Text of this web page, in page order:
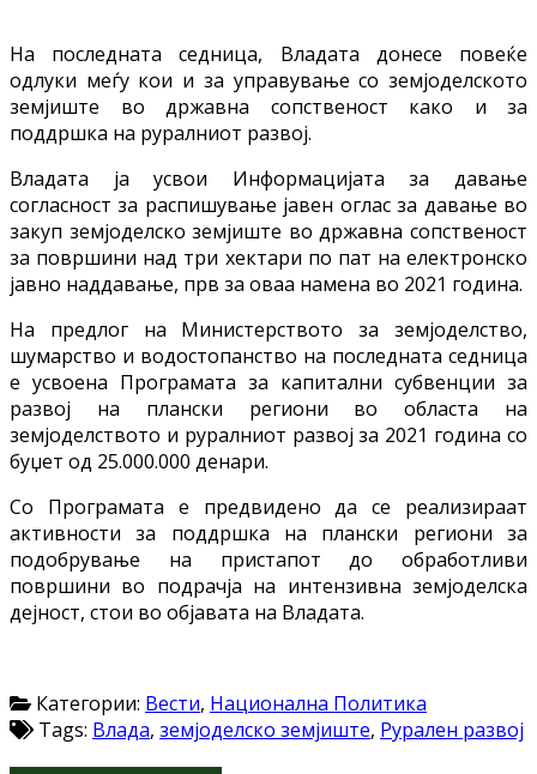
На последната седница, Владата донесе повеќе
одлуки меѓу кои и за управување со земјоделското
земјиште во државна сопственост како и за
поддршка на руралниот развој.
Владата ја усвои Информацијата за давање
согласност за распишување јавен оглас за давање во
закуп земјоделско земјиште во државна сопственост
за површини над три хектари по пат на електронско
јавно наддавање, прв за оваа намена во 2021 година.
На предлог на Министерството за земјоделство,
шумарство и водостопанство на последната седница
е усвоена Програмата за капитални субвенции за
развој на плански региони во областа на
земјоделството и руралниот развој за 2021 година со
буџет од 25.000.000 денари.
Со Програмата е предвидено да се реализираат
активности за поддршка на плански региони за
подобрување на пристапот до обработливи
површини во подрачја на интензивна земјоделска
дејност, стои во објавата на Владата.
Категории: Вести, Национална Политика
Tags: Влада, земјоделско земјиште, Рурален развој